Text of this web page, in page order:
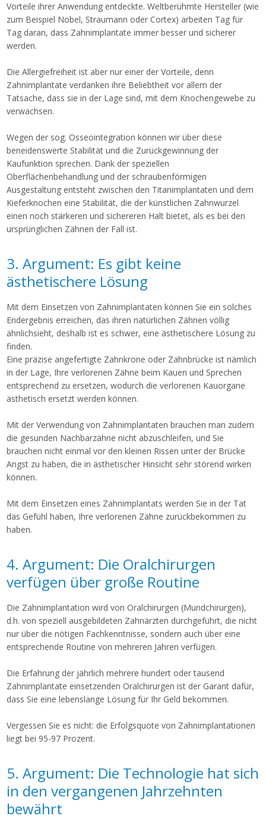
Vorteile ihrer Anwendung entdeckte. Weltberühmte Hersteller (wie
zum Beispiel Nobel, Straumann oder Cortex) arbeiten Tag für
Tag daran, dass Zahnimplantate immer besser und sicherer
werden.
Die Allergiefreiheit ist aber nur einer der Vorteile, denn
Zahnimplantate verdanken ihre Beliebtheit vor allem der
Tatsache, dass sie in der Lage sind, mit dem Knochengewebe zu
verwachsen.
Wegen der sog. Osseointegration können wir über diese
beneidenswerte Stabilität und die Zurückgewinnung der
Kaufunktion sprechen. Dank der speziellen
Oberflächenbehandlung und der schraubenförmigen
Ausgestaltung entsteht zwischen den Titanimplantaten und dem
Kieferknochen eine Stabilität, die der künstlichen Zahnwurzel
einen noch stärkeren und sichereren Halt bietet, als es bei den
ursprünglichen Zähnen der Fall ist.
3. Argument: Es gibt keine
ästhetischere Lösung
Mit dem Einsetzen von Zahnimplantaten können Sie ein solches
Endergebnis erreichen, das ihren natürlichen Zähnen völlig
ähnlichsieht, deshalb ist es schwer, eine ästhetischere Lösung zu
finden.
Eine präzise angefertigte Zahnkrone oder Zahnbrücke ist nämlich
in der Lage, Ihre verlorenen Zähne beim Kauen und Sprechen
entsprechend zu ersetzen, wodurch die verlorenen Kauorgane
ästhetisch ersetzt werden können.
Mit der Verwendung von Zahnimplantaten brauchen man zudem
die gesunden Nachbarzähne nicht abzuschleifen, und Sie
brauchen nicht einmal vor den kleinen Rissen unter der Brücke
Angst zu haben, die in ästhetischer Hinsicht sehr störend wirken
können.
Mit dem Einsetzen eines Zahnimplantats werden Sie in der Tat
das Gefühl haben, Ihre verlorenen Zähne zurückbekommen zu
haben.
4. Argument: Die Oralchirurgen
verfügen über große Routine
Die Zahnimplantation wird von Oralchirurgen (Mundchirurgen),
d.h. von speziell ausgebildeten Zahnärzten durchgeführt, die nicht
nur über die nötigen Fachkenntnisse, sondern auch über eine
entsprechende Routine von mehreren Jahren verfügen.
Die Erfahrung der jährlich mehrere hundert oder tausend
Zahnimplantate einsetzenden Oralchirurgen ist der Garant dafür,
dass Sie eine lebenslange Lösung für Ihr Geld bekommen.
Vergessen Sie es nicht: die Erfolgsquote von Zahnimplantationen
liegt bei 95-97 Prozent.
5. Argument: Die Technologie hat sich
in den vergangenen Jahrzehnten
bewährt